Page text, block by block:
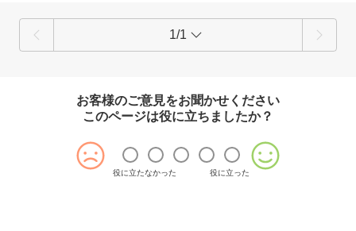
1/1
お客様のご意見をお聞かせください
このページは役に立ちましたか？
役に立たなかった 役に立った